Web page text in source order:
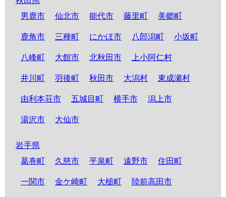
男鹿市
仙北市 能代市 藤里町 美郷町
鹿角市 三種町 にかほ市 八郎潟町 小坂町
八峰町 大館市 北秋田市 上小阿仁村
井川町 羽後町 秋田市 大潟村 東成瀬村
由利本荘市 五城目町 横手市 潟上市
湯沢市 大仙市
岩手県
葛巻町
久慈市 平泉町 遠野市 住田町
一関市 金ケ崎町 大槌町 陸前高田市